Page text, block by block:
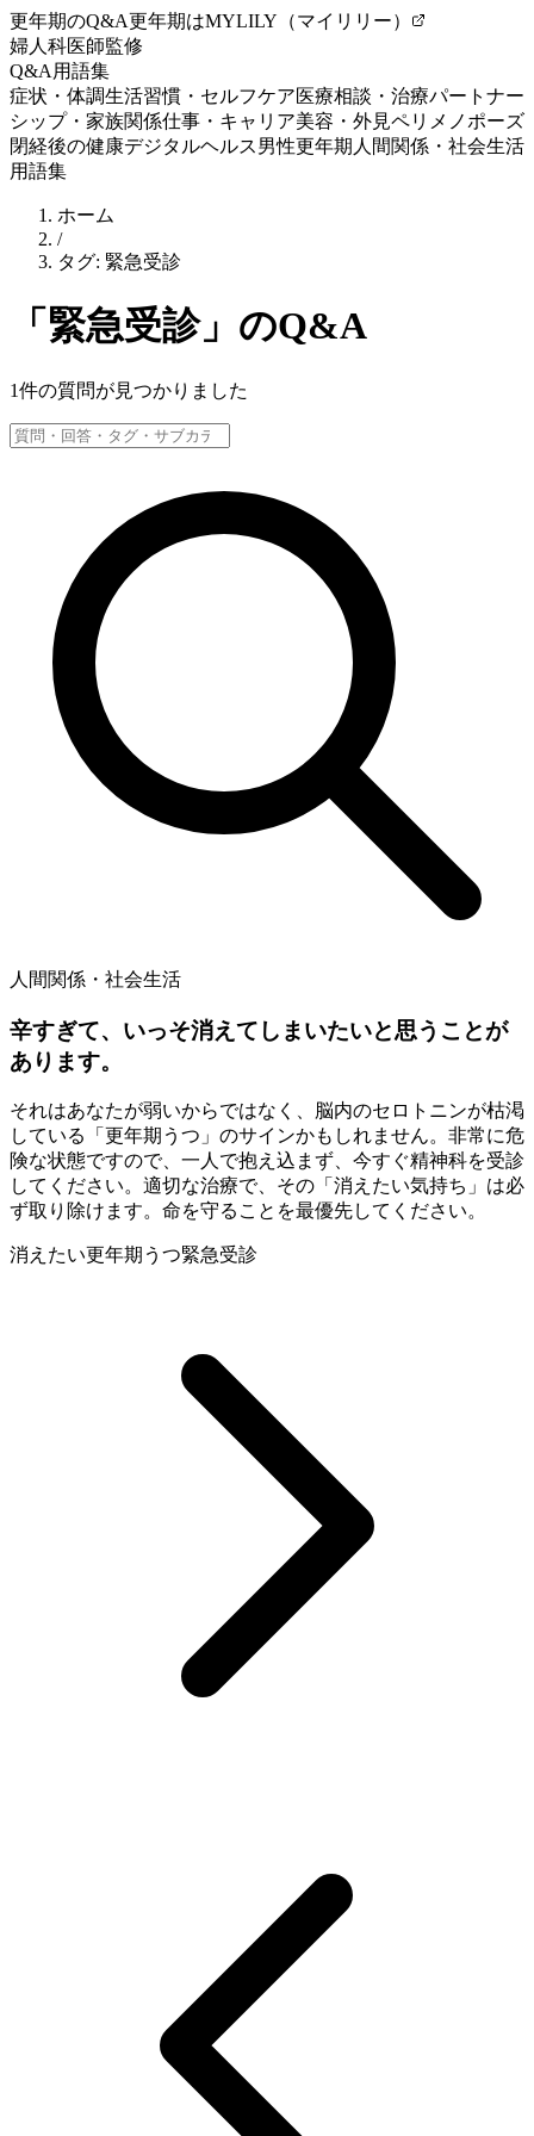
更年期のQ&A更年期はMYLILY（マイリリー）
婦人科医師監修
Q&A 用語集
症状・体調生活習慣・セルフケア医療相談・治療パートナー
シップ・家族関係仕事・キャリア美容・外見ペリメノポーズ
閉経後の健康デジタルヘルス男性更年期 人間関係・社会生活
用語集
ホーム
/
タグ: 緊急受診
「 緊急受診」のQ&A
1件の質問が見つかりました
人間関係・社会生活
辛すぎて、いっそ消えてしまいたいと思うことが
あります。
それはあなたが弱いからではなく、脳内のセロトニンが枯渇
している「更年期うつ」のサインかもしれません。非常に危
険な状態ですので、一人で抱え込まず、今すぐ精神科を受診
してください。適切な治療で、その「消えたい気持ち」は必
ず取り除けます。命を守ることを最優先してください。
消えたい更年期うつ緊急受診